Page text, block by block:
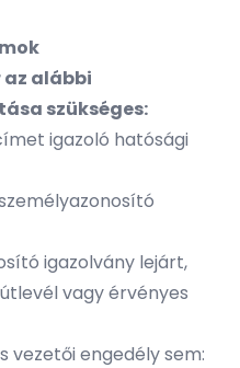
alábbi
szükséges:
igazoló hatósági
igazolvány lejárt,
vagy érvényes
vezetői engedély sem: